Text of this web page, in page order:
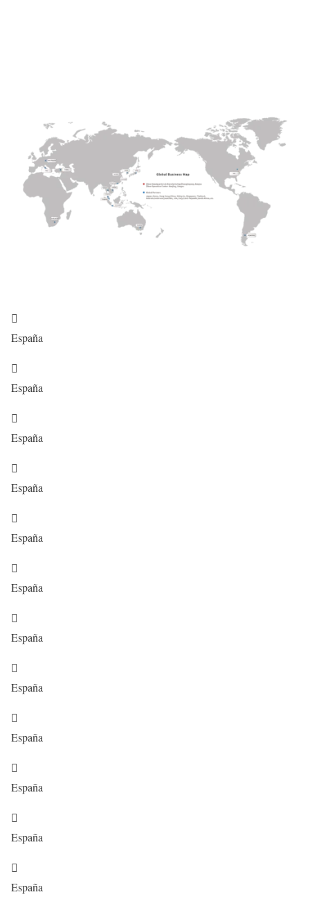

España

España

España

España

España

España

España

España

España

España

España

España